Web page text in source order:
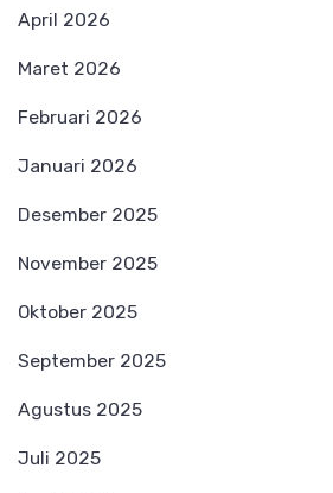
April 2026
Maret 2026
Februari 2026
Januari 2026
Desember 2025
November 2025
Oktober 2025
September 2025
Agustus 2025
Juli 2025